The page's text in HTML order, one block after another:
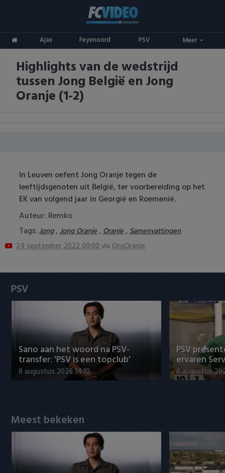
Ajax Feyenoord PSV Meer
ADO Den Haag
Ajax
AZ
FC Utrecht
Feyenoord
Heracles Almelo
PEC Zwolle
Roda JC
SC Heerenveen
VVV Venlo
Willem II
Competities
Eredivisie
Keuken Kampioen Divisie
Champions League
Europa League
Conference League
Oranje
Goals & Samenvattingen
Highlights van de wedstrijd
tussen Jong België en Jong
Oranje (1-2)
In Leuven oefent Jong Oranje tegen de
leeftijdsgenoten uit België, ter voorbereiding op het
EK van volgend jaar in Georgië en Roemenië.
Auteur: Remko
Tags: Jong, Jong Oranje, Oranje, Samenvattingen
24 september 2022 00:00via OnsOranje
PSV
Sano aan het woord na PSV-
transfer: 'PSV is een topclub'
8 augustus 2026 14:10
PSV
ervaren
6 augustus
Meest bekeken